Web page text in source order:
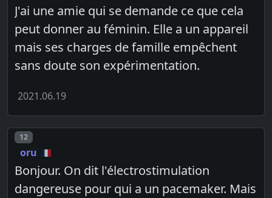
J'ai une amie qui se demande ce que cela
peut donner au féminin. Elle a un appareil
mais ses charges de famille empêchent
sans doute son expérimentation.
2021.06.19
Post number
12
oru
Bonjour. On dit l'électrostimulation
dangereuse pour qui a un pacemaker. Mais